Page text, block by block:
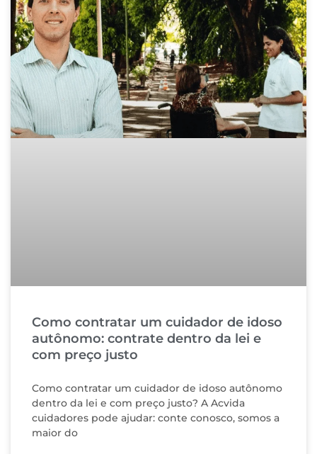
Como contratar um cuidador de idoso
autônomo: contrate dentro da lei e
com preço justo
Como contratar um cuidador de idoso autônomo
dentro da lei e com preço justo? A Acvida
cuidadores pode ajudar: conte conosco, somos a
maior do